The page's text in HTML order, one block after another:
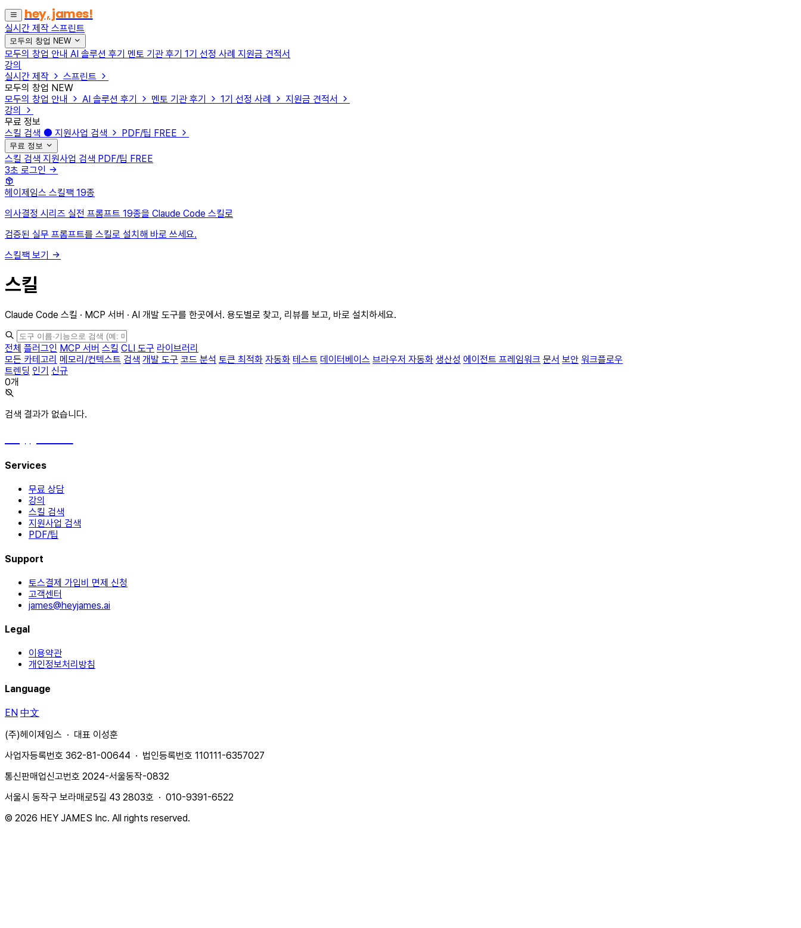
hey, james!
실시간 제작 스프린트
모두의 창업 NEW
모두의 창업 안내 AI 솔루션 후기 멘토 기관 후기 1기 선정 사례 지원금 견적서
강의
실시간 제작
스프린트
모두의 창업 NEW
모두의 창업 안내
AI 솔루션 후기 멘토 기관 후기 1기 선정 사례
지원금 견적서
강의
무료 정보
스킬 검색
지원사업 검색 PDF/팁 FREE
무료 정보
스킬 검색 지원사업 검색 PDF/팁 FREE
3초 로그인
헤이제임스 스킬팩 19종
의사결정 시리즈 실전 프롬프트 19종을 Claude Code 스킬로
검증된 실무 프롬프트를 스킬로 설치해 바로 쓰세요.
스킬팩 보기
스킬
Claude Code 스킬 · MCP 서버 · AI 개발 도구를 한곳에서. 용도별로 찾고, 리뷰를 보고, 바로 설치하세요.
전체 플러그인 MCP 서버 스킬 CLI 도구 라이브러리
모든 카테고리 메모리/컨텍스트 검색 개발 도구 코드 분석 토큰 최적화 자동화 테스트 데이터베이스 브라우저 자동화 생산성 에이전트 프레임워크 문서 보안 워크플로우
트렌딩 인기 신규
0개
검색 결과가 없습니다.
Services
무료 상담
강의
스킬 검색
지원사업 검색
PDF/팁
Support
토스결제 가입비 면제 신청
고객센터
james@heyjames.ai
Legal
이용약관
개인정보처리방침
Language
EN 中文
(주)헤이제임스 · 대표 이성훈
사업자등록번호 362-81-00644 · 법인등록번호 110111-6357027
통신판매업신고번호 2024-서울동작-0832
서울시 동작구 보라매로5길 43 2803호 · 010-9391-6522
© 2026 HEY JAMES Inc. All rights reserved.